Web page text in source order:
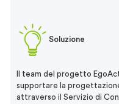
Soluzione
Il team del progetto
supportare la
attraverso il Servizio di